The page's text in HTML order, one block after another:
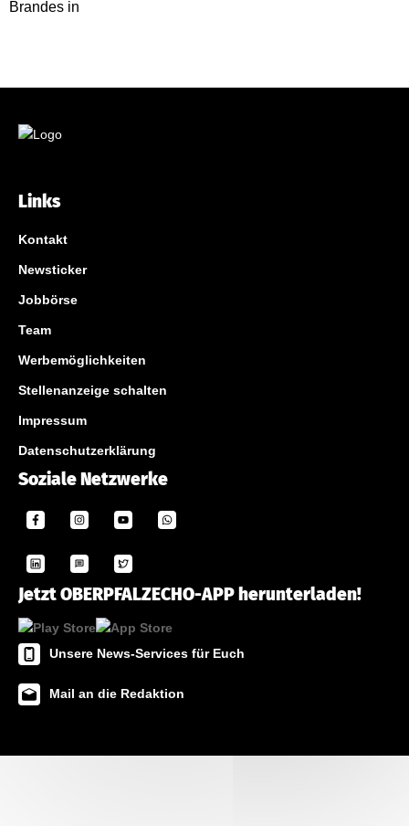
Links
Kontakt
Newsticker
Jobbörse
Team
Werbemöglichkeiten
Stellenanzeige schalten
Impressum
Datenschutzerklärung
Soziale Netzwerke
Jetzt OBERPFALZECHO-APP herunterladen!
Unsere News-Services für Euch
Mail an die Redaktion